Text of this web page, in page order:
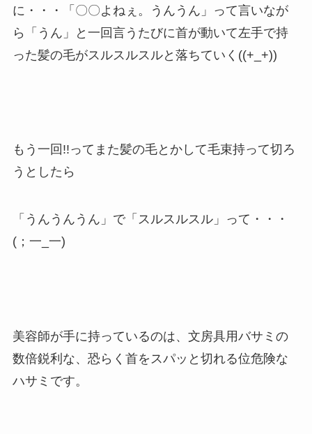
に・・・「〇〇よねぇ。うんうん」って言いなが
ら「うん」と一回言うたびに首が動いて左手で持
った髪の毛がスルスルスルと落ちていく((+_+))
もう一回!!ってまた髪の毛とかして毛束持って切ろ
うとしたら
「うんうんうん」で「スルスルスル」って・・・
(；一_一)
美容師が手に持っているのは、文房具用バサミの
数倍鋭利な、恐らく首をスパッと切れる位危険な
ハサミです。